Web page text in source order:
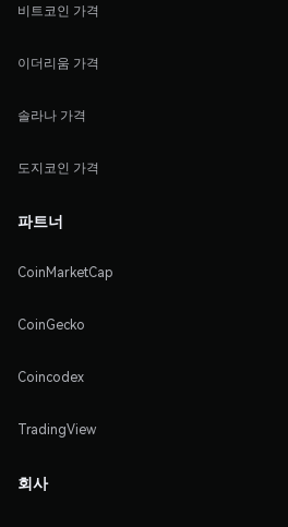
비트코인 가격
이더리움 가격
솔라나 가격
도지코인 가격
파트너
CoinMarketCap
CoinGecko
Coincodex
TradingView
회사